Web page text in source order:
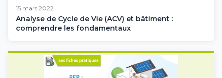
15 mars 2022
Analyse de Cycle de Vie (ACV) et bâtiment :
comprendre les fondamentaux